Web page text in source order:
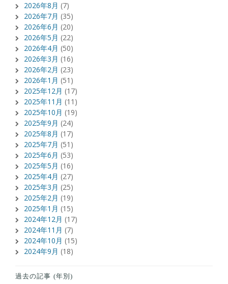
2026年8月 (7)
2026年7月 (35)
2026年6月 (20)
2026年5月 (22)
2026年4月 (50)
2026年3月 (16)
2026年2月 (23)
2026年1月 (51)
2025年12月 (17)
2025年11月 (11)
2025年10月 (19)
2025年9月 (24)
2025年8月 (17)
2025年7月 (51)
2025年6月 (53)
2025年5月 (16)
2025年4月 (27)
2025年3月 (25)
2025年2月 (19)
2025年1月 (15)
2024年12月 (17)
2024年11月 (7)
2024年10月 (15)
2024年9月 (18)
過去の記事 (年別)